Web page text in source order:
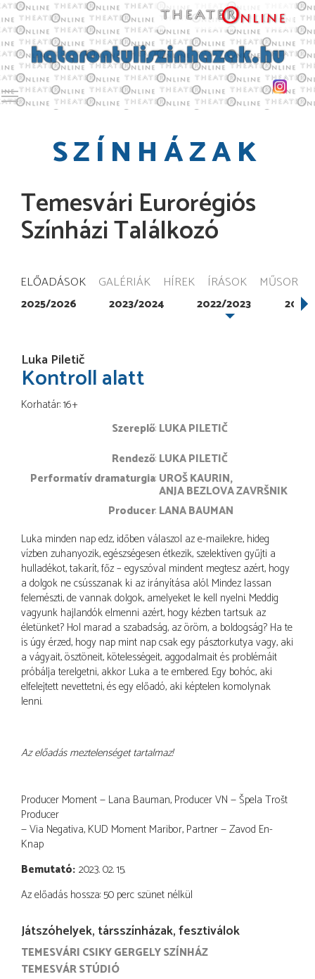
Toggle main menu visibility
SZÍNHÁZAK
Temesvári Eurorégiós
Színházi Találkozó
ELŐADÁSOK GALÉRIÁK HÍREK ÍRÁSOK MŰSOR
2025/2026 2023/2024 2022/2023
Luka Piletič
Kontroll alatt
Korhatár: 16+
Szereplő LUKA PILETIČ
rendező LUKA PILETIČ
performatív dramaturgia UROŠ KAURIN
ANJA BEZLOVA ZAVRŠNIK
producer LANA BAUMAN
Luka minden nap edz, időben válaszol az e-mailekre, hideg
vízben zuhanyozik, egészségesen étkezik, szelektíven gyűjti a
hulladékot, takarít, főz – egyszóval mindent megtesz azért, hogy
a dolgok ne csússzanak ki az irányítása alól. Mindez lassan
felemészti, de vannak dolgok, amelyeket le kell nyelni. Meddig
vagyunk hajlandók elmenni azért, hogy kézben tartsuk az
életünket? Hol marad a szabadság, az öröm, a boldogság? Ha te
is úgy érzed, hogy nap mint nap csak egy pásztorkutya vagy, aki
a vágyait, ösztöneit, kötelességeit, aggodalmait és problémáit
próbálja terelgetni, akkor Luka a te embered. Egy bohóc, aki
elfelejtett nevettetni, és egy előadó, aki képtelen komolynak
lenni.
Az előadás meztelenséget tartalmaz!
Producer Moment — Lana Bauman, Producer VN — Špela Trošt
Producer
— Via Negativa, KUD Moment Maribor, Partner — Zavod En-
Knap
Bemutató 2023. 02. 15.
Az előadás hossza: 50 perc szünet nélkül
Játszóhelyek, társszínházak, fesztiválok
TEMESVÁRI CSIKY GERGELY SZÍNHÁZ
TEMESVÁR STÚDIÓ